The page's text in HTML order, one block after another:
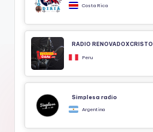
Costa Rica
RADIO RENOVADOXCRISTO
Peru
Simplesa radio
Argentina